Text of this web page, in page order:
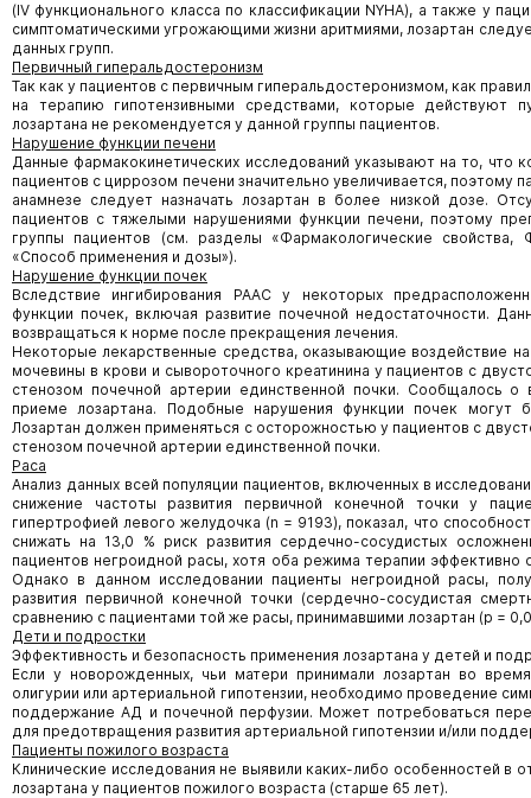
(IV функционального класса по классификации NYHA), а также у
симптоматическими угрожающими жизни аритмиями, лозартан
данных групп.
Первичный гиперальдостеронизм
Так как у пациентов с первичным гиперальдостеронизмом, как
на терапию гипотензивными средствами, которые действуют
лозартана не рекомендуется у данной группы пациентов.
Нарушение функции печени
Данные фармакокинетических исследований указывают на то, что
пациентов с циррозом печени значительно увеличивается, поэтому
анамнезе следует назначать лозартан в более низкой дозе.
пациентов с тяжелыми нарушениями функции печени, поэтому
группы пациентов (см. разделы «Фармакологические свойства,
«Способ применения и дозы»).
Нарушение функции почек
Вследствие ингибирования РААС у некоторых
функции почек, включая развитие почечной недостаточности.
возвращаться к норме после прекращения лечения.
Некоторые лекарственные средства, оказывающие воздействие
мочевины в крови и сывороточного креатинина у пациентов с
стенозом почечной артерии единственной почки. Сообщалось о
приеме лозартана. Подобные нарушения функции почек могут
Лозартан должен применяться с осторожностью у пациентов с
стенозом почечной артерии единственной почки.
Раса
Анализ данных всей популяции пациентов, включенных в
снижение частоты развития первичной конечной точки у
гипертрофией левого желудочка (n = 9193), показал, что
снижать на 13,0 % риск развития сердечно-сосудистых
пациентов негроидной расы, хотя оба режима терапии эффективно
Однако в данном исследовании пациенты негроидной расы,
развития первичной конечной точки (сердечно-сосудистая
сравнению с пациентами той же расы, принимавшими лозартан (р =
Дети и подростки
Эффективность и безопасность применения лозартана у детей и
Если у новорожденных, чьи матери принимали лозартан во
олигурии или артериальной гипотензии, необходимо проведение
поддержание АД и почечной перфузии. Может потребоваться
для предотвращения развития артериальной гипотензии и/или
Пациенты пожилого возраста
Клинические исследования не выявили каких-либо особенностей в
лозартана у пациентов пожилого возраста (старше 65 лет).